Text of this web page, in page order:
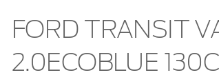
FORD TRANSIT
2.0ECOBLUE